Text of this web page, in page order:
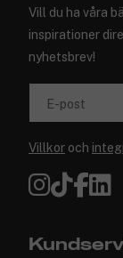
Vill du ha våra
inspirationer
nyhetsbrev!
E-post
Villkor och